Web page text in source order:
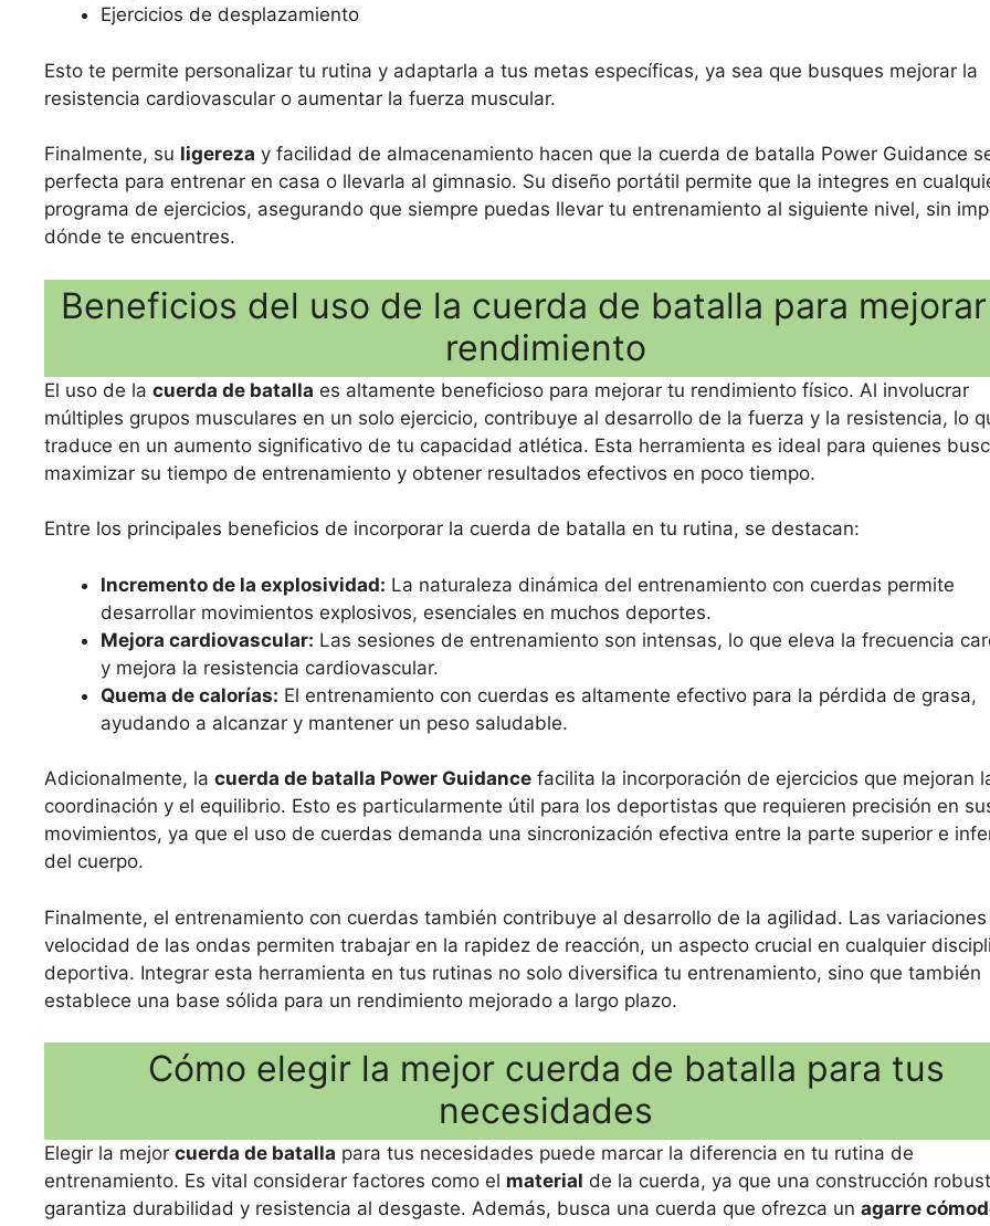
Ejercicios de desplazamiento
Esto te permite personalizar tu rutina y adaptarla a tus metas específicas, ya sea que busques mejorar la
resistencia cardiovascular o aumentar la fuerza muscular.
Finalmente, su ligereza y facilidad de almacenamiento hacen que la cuerda de batalla Power Guidance
perfecta para entrenar en casa o llevarla al gimnasio. Su diseño portátil permite que la integres en
programa de ejercicios, asegurando que siempre puedas llevar tu entrenamiento al siguiente nivel, sin
dónde te encuentres.
Beneficios del uso de la cuerda de batalla para
rendimiento
El uso de la cuerda de batalla es altamente beneficioso para mejorar tu rendimiento físico. Al involucrar
múltiples grupos musculares en un solo ejercicio, contribuye al desarrollo de la fuerza y la resistencia, lo
traduce en un aumento significativo de tu capacidad atlética. Esta herramienta es ideal para quienes
maximizar su tiempo de entrenamiento y obtener resultados efectivos en poco tiempo.
Entre los principales beneficios de incorporar la cuerda de batalla en tu rutina, se destacan:
Incremento de la explosividad: La naturaleza dinámica del entrenamiento con cuerdas permite
desarrollar movimientos explosivos, esenciales en muchos deportes.
Mejora cardiovascular: Las sesiones de entrenamiento son intensas, lo que eleva la frecuencia
y mejora la resistencia cardiovascular.
Quema de calorías: El entrenamiento con cuerdas es altamente efectivo para la pérdida de grasa,
ayudando a alcanzar y mantener un peso saludable.
Adicionalmente, la cuerda de batalla Power Guidance facilita la incorporación de ejercicios que mejoran
coordinación y el equilibrio. Esto es particularmente útil para los deportistas que requieren precisión en
movimientos, ya que el uso de cuerdas demanda una sincronización efectiva entre la parte superior e
del cuerpo.
Finalmente, el entrenamiento con cuerdas también contribuye al desarrollo de la agilidad. Las
velocidad de las ondas permiten trabajar en la rapidez de reacción, un aspecto crucial en cualquier
deportiva. Integrar esta herramienta en tus rutinas no solo diversifica tu entrenamiento, sino que también
establece una base sólida para un rendimiento mejorado a largo plazo.
Cómo elegir la mejor cuerda de batalla para tus
necesidades
Elegir la mejor cuerda de batalla para tus necesidades puede marcar la diferencia en tu rutina de
entrenamiento. Es vital considerar factores como el material de la cuerda, ya que una construcción
garantiza durabilidad y resistencia al desgaste. Además, busca una cuerda que ofrezca un agarre